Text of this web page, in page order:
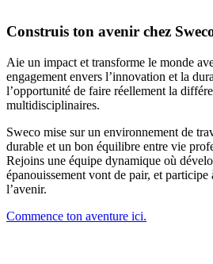
Construis ton avenir chez
Aie un impact et transforme le monde
engagement envers l’innovation et la
l’opportunité de faire réellement la
multidisciplinaires.
Sweco mise sur un environnement de
durable et un bon équilibre entre vie
Rejoins une équipe dynamique où
épanouissement vont de pair, et
l’avenir.
Commence ton aventure ici.